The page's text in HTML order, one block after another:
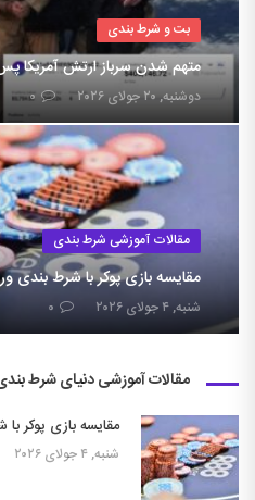
بت و شرط بندی
متهم شدن سرباز ارتش آمریکا
دوشنبه, ۲۰ جولای ۲۰۲۶ ۰
مقالات آموزشی شرط بندی
مقایسه بازی پوکر با شرط بندی
شنبه, ۴ جولای ۲۰۲۶ ۰
مقالات آموزشی دنیای شرط
مقایسه بازی پوکر
شنبه, ۴ جولای ۲۰۲۶